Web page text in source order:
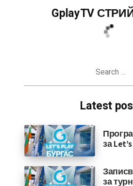
GplayTV
Latest
за
за